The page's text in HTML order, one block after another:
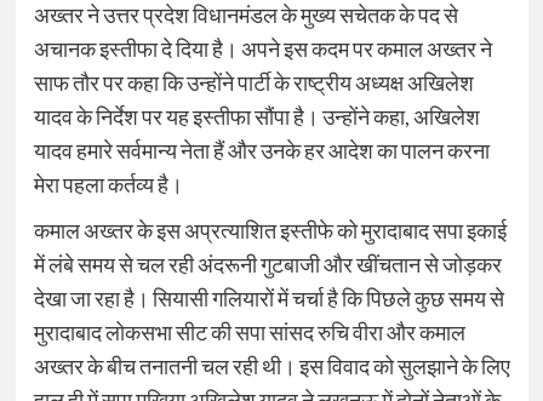
अख्तर ने उत्तर प्रदेश विधानमंडल के मुख्य सचेतक के पद से
अचानक इस्तीफा दे दिया है। अपने इस कदम पर कमाल अख्तर ने
साफ तौर पर कहा कि उन्होंने पार्टी के राष्ट्रीय अध्यक्ष अखिलेश
यादव के निर्देश पर यह इस्तीफा सौंपा है। उन्होंने कहा, अखिलेश
यादव हमारे सर्वमान्य नेता हैं और उनके हर आदेश का पालन करना
मेरा पहला कर्तव्य है।
कमाल अख्तर के इस अप्रत्याशित इस्तीफे को मुरादाबाद सपा इकाई
में लंबे समय से चल रही अंदरूनी गुटबाजी और खींचतान से जोड़कर
देखा जा रहा है। सियासी गलियारों में चर्चा है कि पिछले कुछ समय से
मुरादाबाद लोकसभा सीट की सपा सांसद रुचि वीरा और कमाल
अख्तर के बीच तनातनी चल रही थी। इस विवाद को सुलझाने के लिए